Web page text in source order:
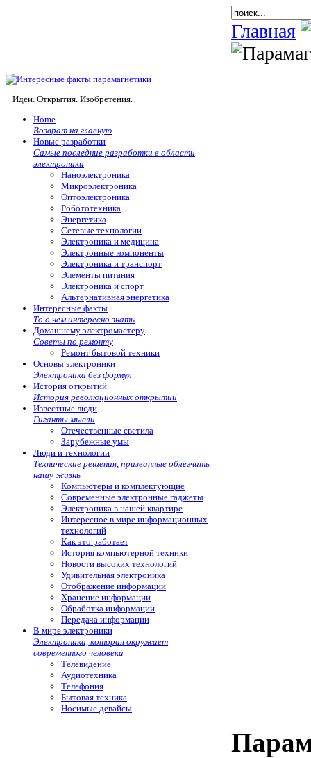
Главная
Идеи. Открытия. Изобретения.
Home
Возврат на главную
Новые разработки
Самые последние разработки в области
электроники
Наноэлектроника
Микроэлектроника
Оптоэлектроника
Робототехника
Энергетика
Сетевые технологии
Электроника и медицина
Электронные компоненты
Электроника и транспорт
Элементы питания
Электроника и спорт
Альтернативная энергетика
Интересные факты
То о чем интересно знать
Домашнему электромастеру
Советы по ремонту
Ремонт бытовой техники
Основы электроники
Электроника без формул
История открытий
История революционных открытий
Известные люди
Гиганты мысли
Отечественные светила
Зарубежные умы
Люди и технологии
Технические решения, призванные облегчить
нашу жизнь
Компьютеры и комплектующие
Современные электронные гаджеты
Электроника в нашей квартире
Интересное в мире информационных
технологий
Как это работает
История компьютерной техники
Новости высоких технологий
Удивительная электроника
Отображение информации
Хранение информации
Обработка информации
Передача информации
В мире электроники
Электроника, которая окружает
современного человека
Телевидение
Аудиотехника
Телефония
Бытовая техника
Носимые девайсы